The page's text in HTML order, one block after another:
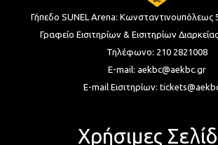
Γήπεδο SUNEL Arena: Κωνσταντινουπόλεως
Γραφείο Εισιτηρίων & Εισιτηρίων
Τηλέφωνο: 210 2821008
E-mail: aekbc@aekbc.gr
E-mail Εισιτηρίων:
Χρήσιμες